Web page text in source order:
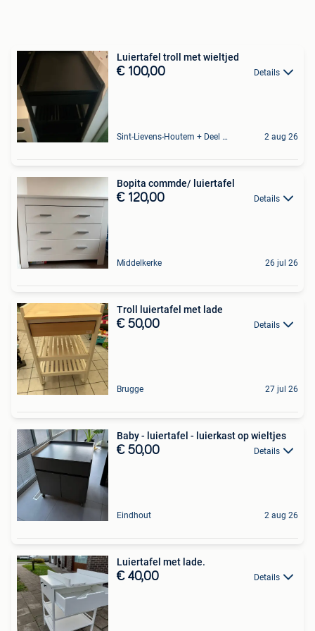
Luiertafel troll met wieltjed
€ 100,00 Details
Sint-Lievens-Houtem + Deel Oombergen 2 aug 26
Bopita commde/ luiertafel
€ 120,00 Details
Middelkerke 26 jul 26
Troll luiertafel met lade
€ 50,00 Details
Brugge 27 jul 26
Baby - luiertafel - luierkast op wieltjes
€ 50,00 Details
Eindhout 2 aug 26
Luiertafel met lade.
€ 40,00 Details